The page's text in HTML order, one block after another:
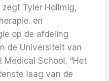
Tyler Hollmig,
en
op de afdeling
de Universiteit van
Medical School. “Het
laag van de